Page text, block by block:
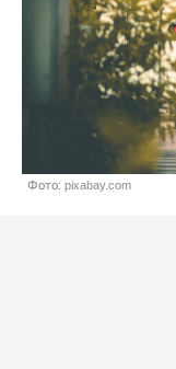
Фото: pixabay.com